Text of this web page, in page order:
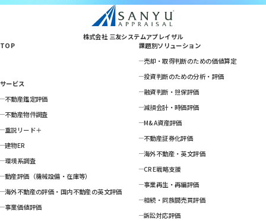
株式会社 三友システムアプレイザル
TOP
サービス
不動産鑑定評価
不動産物件調査
重説リード＋
建物ER
環境系調査
動産評価（機械設備・在庫等）
海外不動産の評価・国内不動産の英文評価
事業価値評価
課題別ソリューション
売却・取得判断のための価値算定
投資判断のための分析・評価
融資判断・担保評価
減損会計・時価評価
M&A資産評価
不動産証券化評価
海外不動産・英文評価
CRE戦略支援
事業再生・再編評価
相続・同族間売買評価
訴訟対応評価